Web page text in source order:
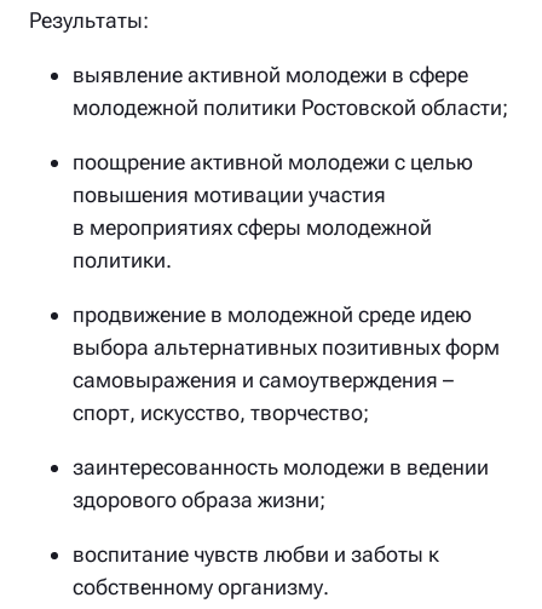
Результаты:
выявление активной молодежи в сфере
молодежной политики Ростовской области;
поощрение активной молодежи с целью
повышения мотивации участия
в мероприятиях сферы молодежной
политики.
продвижение в молодежной среде идею
выбора альтернативных позитивных форм
самовыражения и самоутверждения –
спорт, искусство, творчество;
заинтересованность молодежи в ведении
здорового образа жизни;
воспитание чувств любви и заботы к
собственному организму.